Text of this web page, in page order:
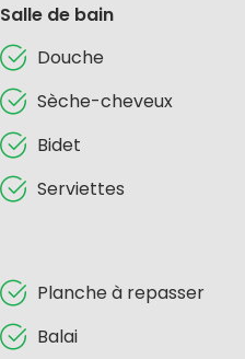
Salle de bain
Douche
Sèche-cheveux
Bidet
Serviettes
Planche à repasser
Balai